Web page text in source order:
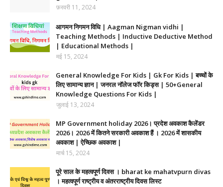
फ़रवरी 11, 2024
आगमन निगमन विधि | Aagman Nigman vidhi |
Teaching Methods | Inductive Deductive Method
| Educational Methods |
मई 15, 2024
General Knowledge For Kids | Gk For Kids | बच्चों के
लिए सामान्य ज्ञान | जनरल नॉलेज फॉर किड्स | 50+General
Knowledge Questions For Kids |
जुलाई 13, 2024
MP Government holiday 2026। प्रदेश अवकाश कैलेंडर
2026। 2026 में कितने सरकारी अवकाश हैं । 2026 में शासकीय
अवकाश | ऐच्छिक अवकाश |
मार्च 15, 2024
पूरे साल के महत्वपूर्ण दिवस । bharat ke mahatvpurn divas
। महत्वपूर्ण राष्ट्रीय व अंतरराष्ट्रीय दिवस लिस्ट